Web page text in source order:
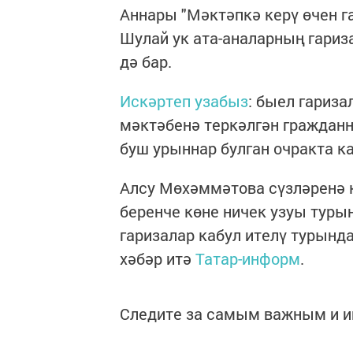
Аннары "Мәктәпкә керү өчен
Шулай ук ата-аналарның
дә бар.
Искәртеп узабыз: быел
мәктәбенә теркәлгән
буш урыннар булган очракта
Алсу Мөхәммәтова сүзләренә
беренче көне ничек узуы
гаризалар кабул ителү
хәбәр итә Татар-информ.
Следите за самым важным и